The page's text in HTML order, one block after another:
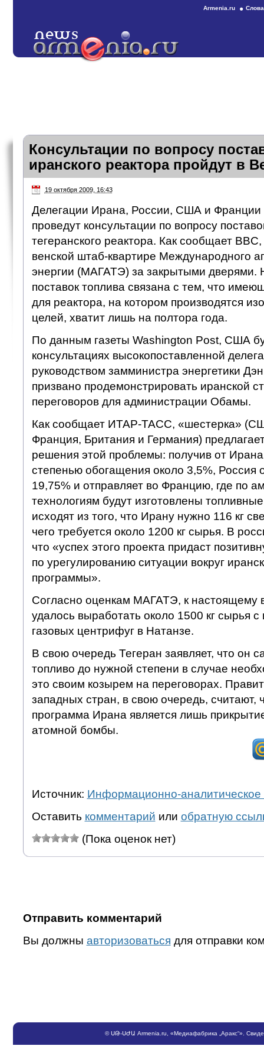
Armenia.ru
Консультации по вопросу
иранского реактора пройдут в
19 октября 2009, 16:43
Делегации Ирана, России, США и Франции
проведут консультации по вопросу
тегеранского реактора. Как сообщает
венской штаб-квартире Международного
энергии (МАГАТЭ) за закрытыми дверями.
поставок топлива связана с тем, что
для реактора, на котором производятся
целей, хватит лишь на полтора года.
По данным газеты Washington Post, США
консультациях высокопоставленной
руководством замминистра энергетики
призвано продемонстрировать иранской
переговоров для администрации Обамы.
Как сообщает ИТАР-ТАСС, «шестерка»
Франция, Британия и Германия)
решения этой проблемы: получив от
степенью обогащения около 3,5%, Россия
19,75% и отправляет во Францию, где по
технологиям будут изготовлены
исходят из того, что Ирану нужно 116 кг
чего требуется около 1200 кг сырья. В
что «успех этого проекта придаст
по урегулированию ситуации вокруг
программы».
Согласно оценкам МАГАТЭ, к настоящему
удалось выработать около 1500 кг сырья
газовых центрифуг в Натанзе.
В свою очередь Тегеран заявляет, что он
топливо до нужной степени в случае
это своим козырем на переговорах.
западных стран, в свою очередь, считают,
программа Ирана является лишь
атомной бомбы.
Источник: Информационно-аналитическое
Оставить комментарий или обратную
(Пока оценок нет)
Отправить комментарий
Вы должны авторизоваться для отправки
©ՍԹ-ՍԺԱ Armenia.ru , «Медиафабрика „Аракс“».